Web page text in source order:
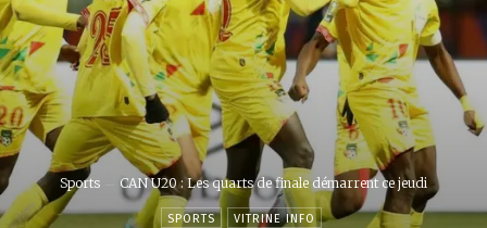
Sports CAN U20 : Les quarts de finale démarrent ce jeudi
SPORTS VITRINE INFO